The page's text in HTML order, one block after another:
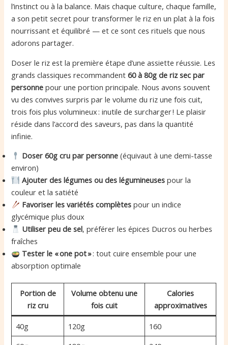
l’instinct ou à la balance. Mais chaque culture, chaque famille,
a son petit secret pour transformer le riz en un plat à la fois
nourrissant et équilibré — et ce sont ces rituels que nous
adorons partager.
Doser le riz est la première étape d’une assiette réussie. Les
grands classiques recommandent60 à 80g de riz sec par
personne pour une portion principale. Nous avons souvent
vu des convives surpris par le volume du riz une fois cuit,
trois fois plus volumineux : inutile de surcharger ! Le plaisir
réside dans l’accord des saveurs, pas dans la quantité
infinie.
Doser 60g cru par personne (équivaut à une demi-tasse
environ)
Ajouter des légumes ou des légumineuses pour la
couleur et la satiété
Favoriser les variétés complètes pour un indice
glycémique plus doux
Utiliser peu de sel, préférer les épices Ducros ou herbes
fraîches
Tester le « one pot »: tout cuire ensemble pour une
absorption optimale
Portion de
riz cru
Volume obtenu une
fois cuit
Calories
approximatives
40g 120g
160